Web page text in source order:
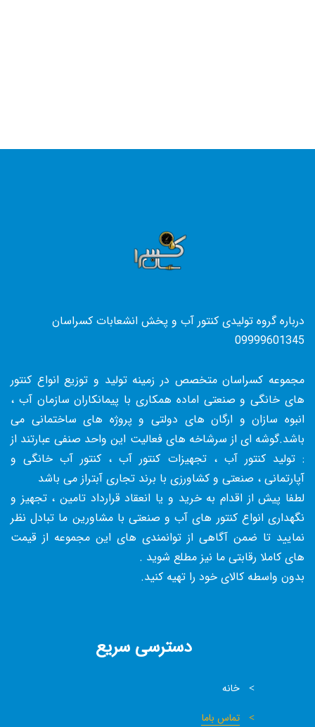
درباره گروه تولیدی کنتور آب و پخش انشعابات کسراسان
09999601345
مجموعه کسراسان متخصص در زمینه تولید و توزیع انواع کنتور
های خانگی و صنعتی اماده همکاری با پیمانکاران سازمان آب ،
انبوه سازان و ارگان های دولتی و پروژه های ساختمانی می
باشد.گوشه ای از سرشاخه های فعالیت این واحد صنفی عبارتند از
: تولید کنتور آب ، تجهیزات کنتور آب ، کنتور آب خانگی و
آپارتمانی ، صنعتی و کشاورزی با برند تجاری آبتراز می باشد
لطفا پیش از اقدام به خرید و یا انعقاد قرارداد تامین ، تجهیز و
نگهداری انواع کنتور های آب و صنعتی با مشاورین ما تبادل نظر
نمایید تا ضمن آگاهی از توانمندی های این مجموعه از قیمت
های کاملا رقابتی ما نیز مطلع شوید .
بدون واسطه کالای خود را تهیه کنید.
دسترسی سریع
خانه
تماس باما